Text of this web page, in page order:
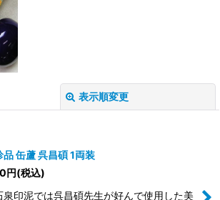
表示順変更
品 缶蘆 呉昌碩 1両装
円(税込)
印泥では呉昌碩先生が好んで使用した美